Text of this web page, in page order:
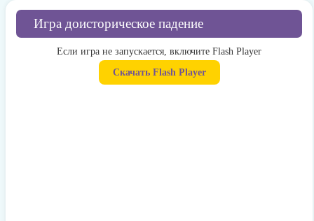
Игра доисторическое падение
Если игра не запускается, включите Flash Player
Скачать Flash Player